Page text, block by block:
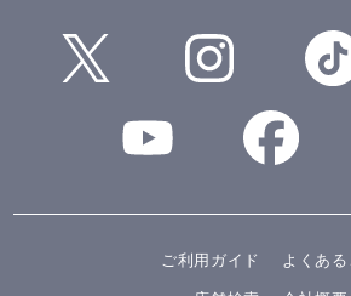
ご利用ガイド
よくあ